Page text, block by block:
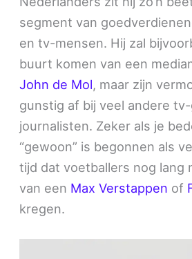
segment van
en tv-mensen. Hij zal
buurt komen van een
John de Mol, maar zijn
gunstig af bij veel andere
journalisten. Zeker als je
“gewoon” is begonnen als
tijd dat voetballers nog lang
van een Max Verstappen of
kregen.